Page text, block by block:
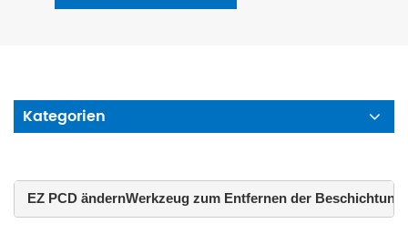
Kategorien
EZ PCD ändernWerkzeug zum Entfernen der